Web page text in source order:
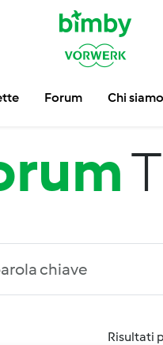
Forum Chi siamo
Risultati